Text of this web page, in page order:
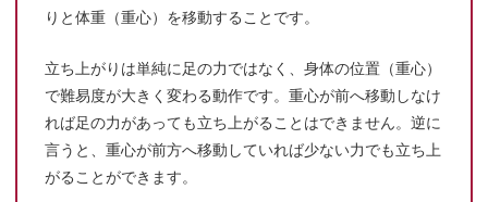
りと体重（重心）を移動することです。
立ち上がりは単純に足の力ではなく、身体の位置（重心）
で難易度が大きく変わる動作です。重心が前へ移動しなけ
れば足の力があっても立ち上がることはできません。逆に
言うと、重心が前方へ移動していれば少ない力でも立ち上
がることができます。